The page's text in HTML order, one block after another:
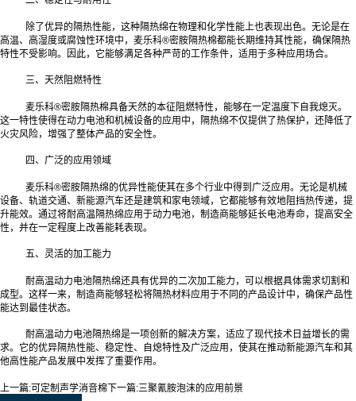
除了优异的隔热性能，这种隔热绵在物理和化学性能上也表现出色。无论是在
高温、高湿度或腐蚀性环境中，麦乐科®密胺隔热棉都能长期维持其性能，确保隔热
特性不受影响。因此，它能够满足各种严苛的工作条件，适用于多种应用场合。
三、天然阻燃特性
麦乐科®密胺隔热棉具备天然的本征阻燃特性，能够在一定温度下自我熄灭。
这一特性使得在动力电池和机械设备的应用中，隔热绵不仅提供了热保护，还降低了
火灾风险，增强了整体产品的安全性。
四、广泛的应用领域
麦乐科®密胺隔热绵的优异性能使其在多个行业中得到广泛应用。无论是机械
设备、轨道交通、新能源汽车还是建筑和家电领域，它都能够有效地阻挡热传递，提
升能效。通过将耐高温隔热绵应用于动力电池，制造商能够延长电池寿命，提高安全
性，并在一定程度上改善能耗表现。
五、灵活的加工能力
耐高温动力电池隔热绵还具有优异的二次加工能力，可以根据具体需求切割和
成型。这样一来，制造商能够轻松将隔热材料应用于不同的产品设计中，确保产品性
能达到最佳状态。
耐高温动力电池隔热绵是一项创新的解决方案，适应了现代技术日益增长的需
求。它的优异隔热性能、稳定性、自熄特性及广泛应用，使其在推动新能源汽车和其
他高性能产品发展中发挥了重要作用。‍
上一篇:可定制声学消音棉下一篇:三聚氰胺泡沫的应用前景